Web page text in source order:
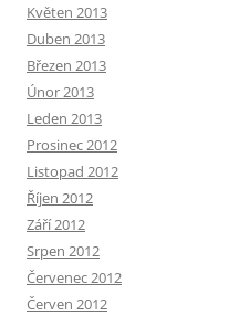
Květen 2013
Duben 2013
Březen 2013
Únor 2013
Leden 2013
Prosinec 2012
Listopad 2012
Říjen 2012
Září 2012
Srpen 2012
Červenec 2012
Červen 2012